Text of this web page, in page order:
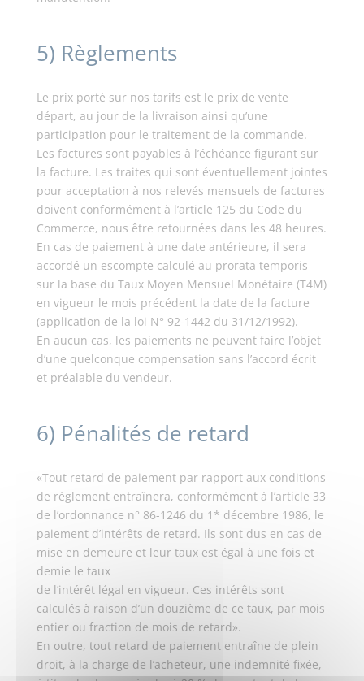
5) Règlements
Le prix porté sur nos tarifs est le prix de vente
départ, au jour de la livraison ainsi qu’une
participation pour le traitement de la commande.
Les factures sont payables à l’échéance figurant sur
la facture. Les traites qui sont éventuellement jointes
pour acceptation à nos relevés mensuels de factures
doivent conformément à l’article 125 du Code du
Commerce, nous être retournées dans les 48 heures.
En cas de paiement à une date antérieure, il sera
accordé un escompte calculé au prorata temporis
sur la base du Taux Moyen Mensuel Monétaire (T4M)
en vigueur le mois précédent la date de la facture
(application de la loi N° 92-1442 du 31/12/1992).
En aucun cas, les paiements ne peuvent faire l’objet
d’une quelconque compensation sans l’accord écrit
et préalable du vendeur.
6) Pénalités de retard
«Tout retard de paiement par rapport aux conditions
de règlement entraînera, conformément à l’article 33
de l’ordonnance n° 86-1246 du 1* décembre 1986, le
paiement d’intérêts de retard. Ils sont dus en cas de
mise en demeure et leur taux est égal à une fois et
demie le taux
de l’intérêt légal en vigueur. Ces intérêts sont
calculés à raison d’un douzième de ce taux, par mois
entier ou fraction de mois de retard».
En outre, tout retard de paiement entraîne de plein
droit, à la charge de l’acheteur, une indemnité fixée,